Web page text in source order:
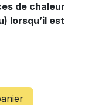
de chaleur
lorsqu’il est